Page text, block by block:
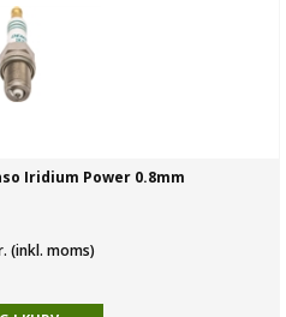
Iridium Power 0.8mm
(inkl. moms)